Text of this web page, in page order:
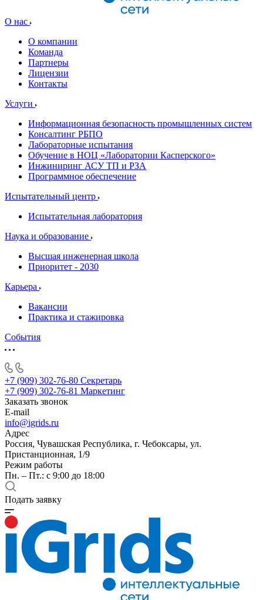
О нас
О компании
Команда
Партнеры
Лицензии
Контакты
Услуги
Информационная безопасность промышленных систем
Консалтинг РБПО
Лабораторные испытания
Обучение в НОЦ «Лаборатории Касперского»
Инжиниринг АСУ ТП и РЗА
Программное обеспечение
Испытательный центр
Испытательная лаборатория
Наука и образование
Высшая инженерная школа
Приоритет - 2030
Карьера
Вакансии
Практика и стажировка
События
+7 (909) 302-76-80 Секретарь
+7 (909) 302-76-81 Маркетинг
Заказать звонок
E-mail
info@igrids.ru
Адрес
Россия, Чувашская Республика, г. Чебоксары, ул.
Пристанционная, 1/9
Режим работы
Пн. – Пт.: с 9:00 до 18:00
Подать заявку